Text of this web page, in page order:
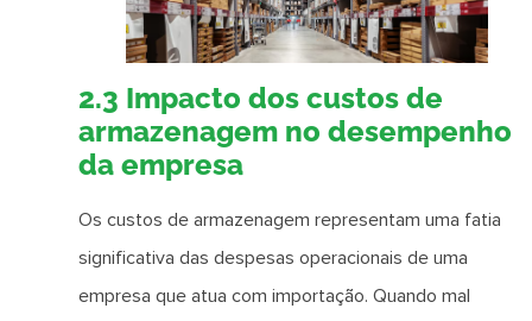
2.3 Impacto dos custos de
armazenagem no desempenho
da empresa
Os custos de armazenagem representam uma fatia
significativa das despesas operacionais de uma
empresa que atua com importação. Quando mal